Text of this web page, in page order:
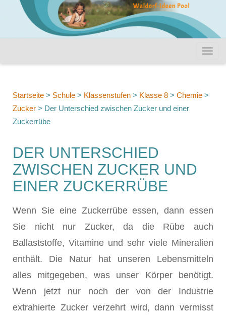
Startseite > Schule > Klassenstufen > Klasse 8 > Chemie >
Zucker > Der Unterschied zwischen Zucker und einer
Zuckerrübe
DER UNTERSCHIED
ZWISCHEN ZUCKER UND
EINER ZUCKERRÜBE
Wenn Sie eine Zuckerrübe essen, dann essen
Sie nicht nur Zucker, da die Rübe auch
Ballaststoffe, Vitamine und sehr viele Mineralien
enthält. Die Natur hat unseren Lebensmitteln
alles mitgegeben, was unser Körper benötigt.
Wenn jetzt nur noch der von der Industrie
extrahierte Zucker verzehrt wird, dann vermisst